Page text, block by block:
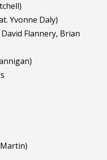
Yvonne Daly)
Flannery, Brian